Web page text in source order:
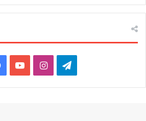
Facebook
YouTubeInstagramTelegram